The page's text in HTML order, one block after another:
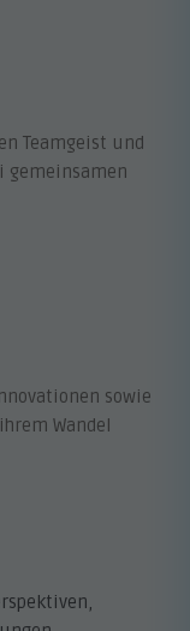
Teamgeist und
gemeinsamen
sowie
Wandel